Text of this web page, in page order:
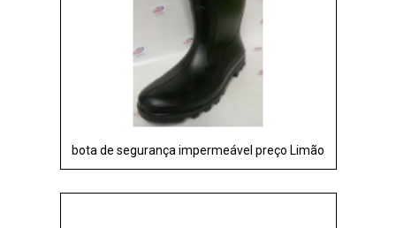
bota de segurança impermeável preço Limão